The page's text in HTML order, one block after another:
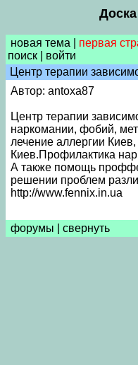
новая тема первая
поиск
войти
Центр терапии
Автор: antoxa87
Центр терапии
наркомании, фобий,
лечение аллергии
Киев.Профилактика
А также помощь
решении проблем
http://www.fennix.in.ua
форумы свернуть